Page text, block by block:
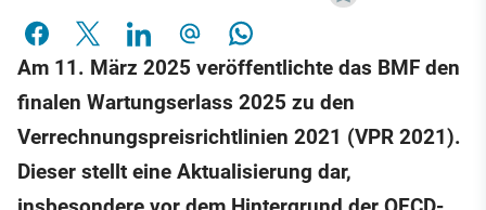
Am 11. März 2025 veröffentlichte das BMF den
finalen Wartungserlass 2025 zu den
Verrechnungspreisrichtlinien 2021 (VPR 2021).
Dieser stellt eine Aktualisierung dar,